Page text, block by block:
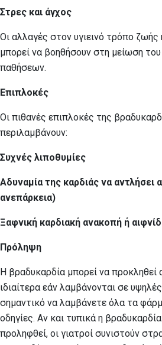
Στρες και άγχος
Οι αλλαγές στον υγιεινό τρόπο ζωής
μπορεί να βοηθήσουν στη μείωση
παθήσεων.
Επιπλοκές
Οι πιθανές επιπλοκές της
περιλαμβάνουν:
Συχνές λιποθυμίες
Αδυναμία της καρδιάς να αντλήσει
ανεπάρκεια)
Ξαφνική καρδιακή ανακοπή ή
Πρόληψη
Η βραδυκαρδία μπορεί να
ιδιαίτερα εάν λαμβάνονται σε
σημαντικό να λαμβάνετε όλα τα
οδηγίες. Αν και τυπικά η
προληφθεί, οι γιατροί συνιστούν